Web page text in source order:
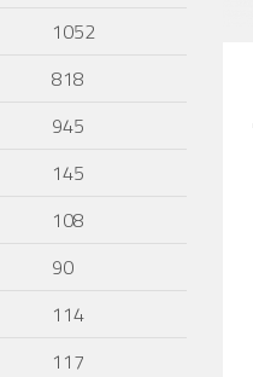
1052
818
945
145
108
90
114
117